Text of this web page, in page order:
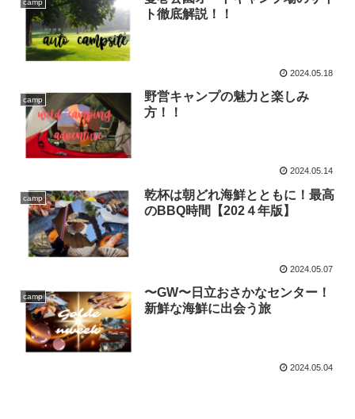
camp
ト徹底解説！！
2024.05.18
camp
野営キャンプの魅力と楽しみ
方！！
2024.05.14
camp
乾杯は朝どれ海鮮とともに！最高
のBBQ時間【202４年版】
2024.05.07
camp
〜GW〜日立おさかなセンター！
新鮮な海鮮に出会う旅
2024.05.04